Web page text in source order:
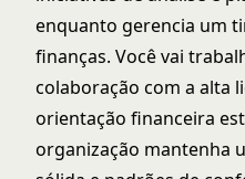
enquanto gerencia um
finanças. Você vai
colaboração com a alta
orientação financeira
organização mantenha